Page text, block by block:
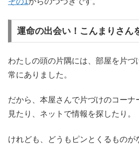
運命の出会い！こんまりさん
わたしの頭の片隅には、部屋を片づ
常にありました。
だから、本屋さんで片づけのコーナ
見たり、ネットで情報を探したり。
けれども、どうもピンとくるものが